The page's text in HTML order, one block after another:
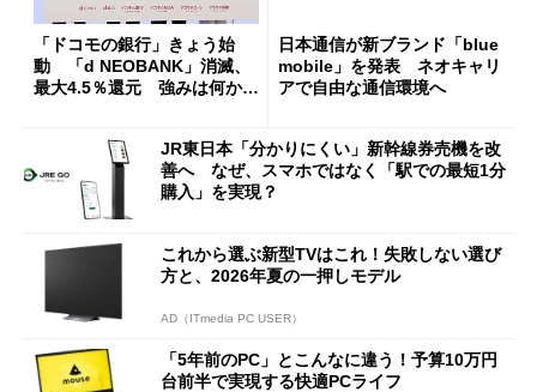
「ドコモの銀行」きょう始
動 「d NEOBANK」消滅、
最大4.5％還元 強みは何か解
日本通信が新ブランド「blue
mobile」を発表 ネオキャリ
アで自由な通信環境へ
JR東日本「分かりにくい」新幹線券売機を改
善へ なぜ、スマホではなく「駅での最短1分
購入」を実現？
これから選ぶ新型TVはこれ！失敗しない選び
方と、2026年夏の一押しモデル
AD（ITmedia PC USER）
「5年前のPC」とこんなに違う！予算10万円
台前半で実現する快適PCライフ